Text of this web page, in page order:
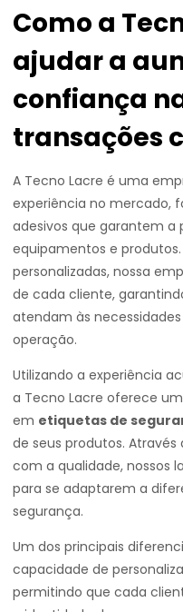
Como a
ajudar a
confiança
transações
A Tecno Lacre é uma
experiência no mercado,
adesivos que garantem
equipamentos e
personalizadas, nossa
de cada cliente,
atendam às
operação.
Utilizando a experiência
a Tecno Lacre oferece
em etiquetas de
de seus produtos.
com a qualidade, nossos
para se adaptarem a
segurança.
Um dos principais
capacidade de
permitindo que cada